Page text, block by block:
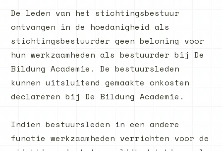
De leden van het stichtingsbestuur
ontvangen in de hoedanigheid als
stichtingsbestuurder geen beloning voor
hun werkzaamheden als bestuurder bij De
Bildung Academie. De bestuursleden
kunnen uitsluitend gemaakte onkosten
declareren bij De Bildung Academie.
Indien bestuursleden in een andere
functie werkzaamheden verrichten voor de